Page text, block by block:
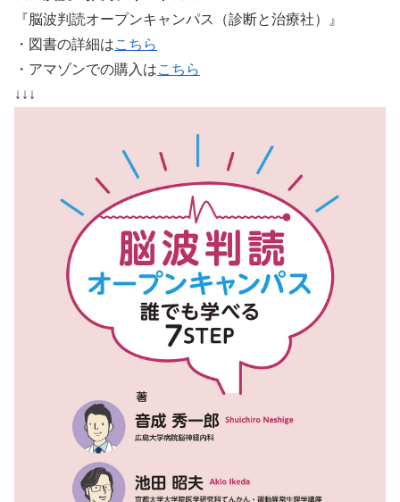
『脳波判読オープンキャンパス（診断と治療社）』
・図書の詳細はこちら
・アマゾンでの購入はこちら
↓↓↓